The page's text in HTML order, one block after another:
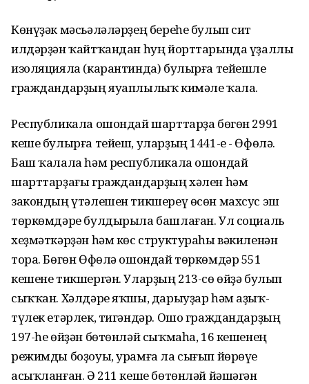
Көнүҙәк мәсьәләләрҙең береһе булып сит
илдәрҙән ҡайтҡандан һуң йорттарында үҙаллы
изоляцияла (карантинда) булырға тейешле
граждандарҙың яуаплылыҡ кимәле ҡала.
Республикала ошондай шарттарҙа бөгөн 2991
кеше булырға тейеш, уларҙың 1441-е - Өфөлә.
Баш ҡалала һәм республикала ошондай
шарттарҙағы граждандарҙың хәлен һәм
закондың үтәлешен тикшереү өсөн махсус эш
төркөмдәре булдырыла башлаған. Ул социаль
хеҙмәткәрҙән һәм көс структураһы вәкиленән
тора. Бөгөн Өфөлә ошондай төркөмдәр 551
кешене тикшергән. Уларҙың 213-сө өйҙә булып
сыҡҡан. Хәлдәре яҡшы, дарыуҙар һәм аҙыҡ-
түлек етәрлек, тигәндәр. Ошо граждандарҙың
197-һе өйҙән бөтөнләй сыҡмаһа, 16 кешенең
режимды боҙоуы, урамға ла сығып йөрөүе
асыҡланған. Ә 211 кеше бөтөнләй йәшәгән